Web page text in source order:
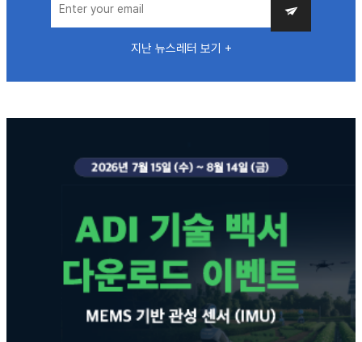
지난 뉴스레터 보기 +